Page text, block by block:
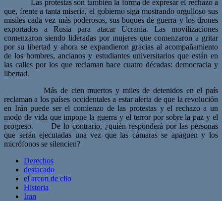
Las protestas son también la forma de expresar el rechazo a
que, frente a tanta miseria, el gobierno siga mostrando orgulloso sus
misiles cada vez más poderosos, sus buques de guerra y los drones
exportados a Rusia para atacar Ucrania. Las movilizaciones
comenzaron siendo lideradas por mujeres que comenzaron a gritar
por su libertad y ahora se expandieron gracias al acompañamiento
de los hombres, ancianos y estudiantes universitarios que están en
las calles por los que reclaman hace cuatro décadas: democracia y
libertad.
Más de cien muertos y miles de detenidos en el país
reclaman a los países occidentales a estar alerta de que la revolución
en Irán puede ser el comienzo de las protestas y el rechazo a un
modo de vida que impone la guerra y el terror por sobre la paz y el
progreso. De lo contrario, ¿quién responderá por las personas
que serán ejecutadas una vez que las cámaras se apaguen y los
micrófonos se silencien?
Derechos
destacado
el arcon de clio
Historia
Iran